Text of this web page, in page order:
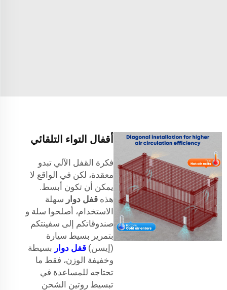
أقفال التواء التلقائي
فكرة القفل الآلي تبدو
معقدة، لكن في الواقع لا
يمكن أن تكون أبسط.
هذه قفل دوار سهلة
الاستخدام، أصلحوا سلة و
صندوقاتكم إلى سفينتكم
بتمرير بسيط سيارة
(إيسن) قفل دوار بسيطة
وخفيفة الوزن، فقط ما
تحتاجه للمساعدة في
تبسيط روتين الشحن